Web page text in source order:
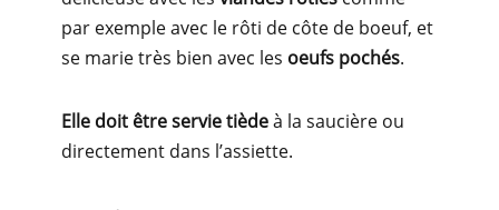
par exemple avec le rôti de côte de boeuf, et
se marie très bien avec les oeufs pochés.
Elle doit être servie tièdeà la saucière ou
directement dans l’assiette.